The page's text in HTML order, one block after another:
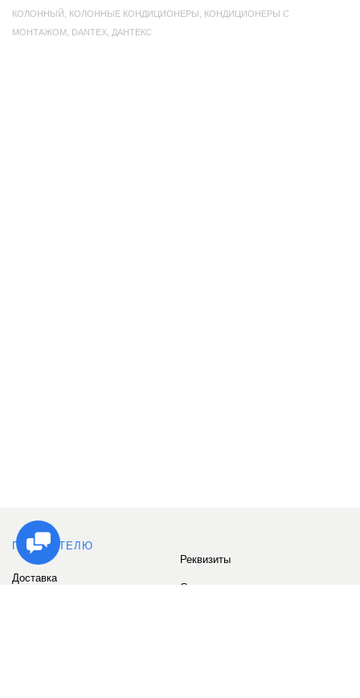
КОЛОННЫЙ
КОЛОННЫЕ КОНДИЦИОНЕРЫ
КОНДИЦИОНЕРЫ С
МОНТАЖОМ
DANTEX ДАНТЕКС
ПОКУПАТЕЛЮ
Доставка
Реквизиты
Сервис